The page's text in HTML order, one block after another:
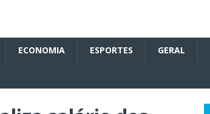
ECONOMIA ESPORTES GERAL